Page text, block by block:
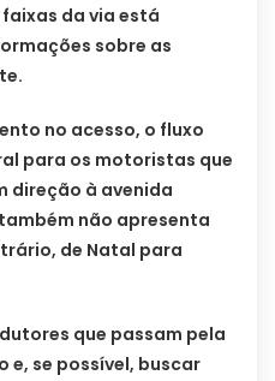
da via está
sobre as
no acesso, o fluxo
para os motoristas que
direção à avenida
não apresenta
de Natal para
que passam pela
e, se possível, buscar